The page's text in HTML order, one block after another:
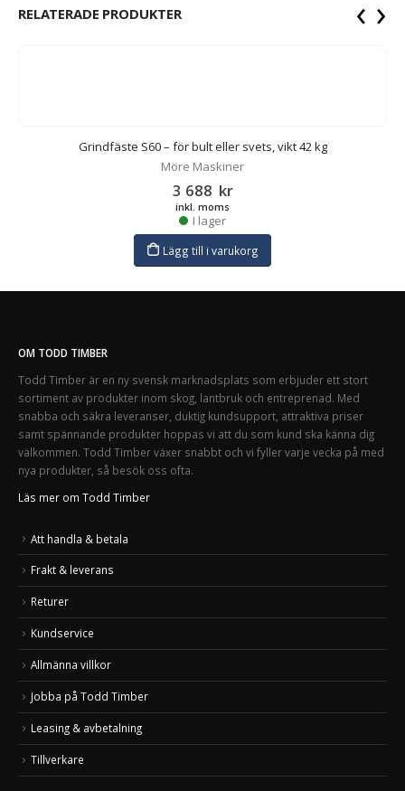
RELATERADE PRODUKTER
Grindfäste S60 – för bult eller svets, vikt 42 kg
Möre Maskiner
3 688 kr
inkl. moms
I lager
Lägg till i varukorg
‹ ›
OM TODD TIMBER
Todd Timber är en ny svensk marknadsplats som erbjuder ett stort
sortiment av produkter inom skog, lantbruk och entreprenad. Med
snabba och säkra leveranser, duktig kundsupport, attraktiva priser
samt spännande produkter hoppas vi att du som kund ska känna dig
välkommen. Todd Timber växer snabbt och vi fyller varje vecka på med
nya produkter, så besök oss ofta.
Läs mer om Todd Timber
Att handla & betala
Frakt & leverans
Returer
Kundservice
Allmänna villkor
Jobba på Todd Timber
Leasing & avbetalning
Tillverkare